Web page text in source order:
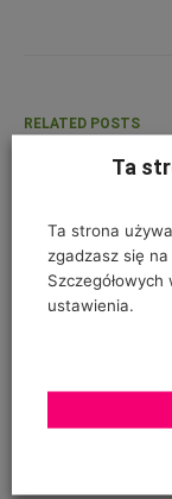
RELATED POSTS
POWIĄZANE
Ta
Ta strona
zgadzasz się
ustawienia.